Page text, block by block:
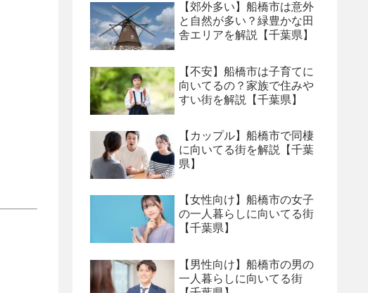
【郊外多い】船橋市は意外
と自然が多い？緑豊かな田
舎エリアを解説【千葉県】
【不安】船橋市は子育てに
向いてるの？家族で住みや
すい街を解説【千葉県】
【カップル】船橋市で同棲
に向いてる街を解説【千葉
県】
【女性向け】船橋市の女子
の一人暮らしに向いてる街
【千葉県】
【男性向け】船橋市の男の
一人暮らしに向いてる街